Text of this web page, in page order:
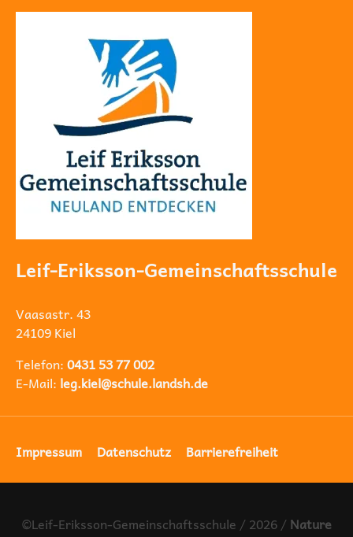
Leif-Eriksson-Gemeinschaftsschule
Vaasastr. 43
24109 Kiel
Telefon:0431 53 77 002
E-Mail: leg.kiel@schule.landsh.de
überspringen
Impressum Datenschutz Barrierefreiheit
©Leif-Eriksson-Gemeinschaftsschule / 2026 /Nature